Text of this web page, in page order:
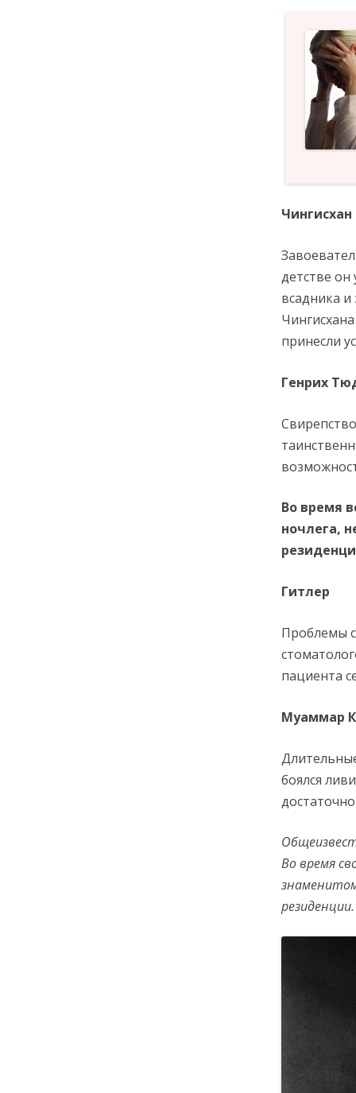
Чингисхан
детстве он
всадника и
принесли
Генрих
Во время
ночлега,
Гитлер
Проблемы
пациента
Муаммар
боялся
Во время
резиденции.